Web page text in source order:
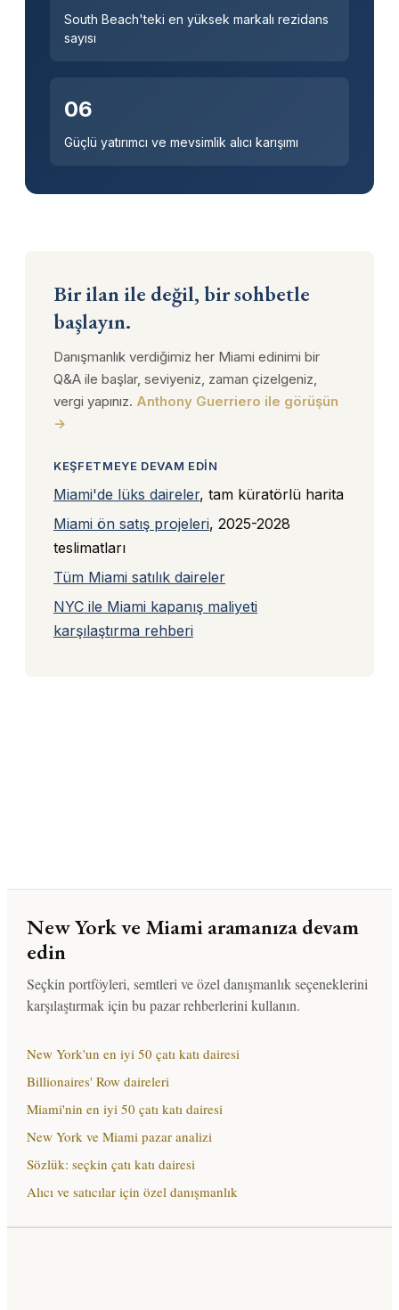
South Beach'teki en yüksek markalı rezidans
sayısı
06
Güçlü yatırımcı ve mevsimlik alıcı karışımı
Bir ilan ile değil, bir sohbetle
başlayın.
Danışmanlık verdiğimiz her Miami edinimi bir
Q&A ile başlar, seviyeniz, zaman çizelgeniz,
vergi yapınız. Anthony Guerriero ile görüşün
→
KEŞFETMEYE DEVAM EDIN
Miami'de lüks daireler, tam küratörlü harita
Miami ön satış projeleri, 2025-2028
teslimatları
Tüm Miami satılık daireler
NYC ile Miami kapanış maliyeti
karşılaştırma rehberi
New York ve Miami aramanıza devam
edin
Seçkin portföyleri, semtleri ve özel danışmanlık seçeneklerini
karşılaştırmak için bu pazar rehberlerini kullanın.
New York'un en iyi 50 çatı katı dairesi
Billionaires' Row daireleri
Miami'nin en iyi 50 çatı katı dairesi
New York ve Miami pazar analizi
Sözlük: seçkin çatı katı dairesi
Alıcı ve satıcılar için özel danışmanlık